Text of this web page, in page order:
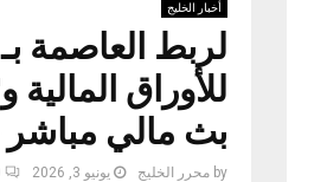
أخبار الخليج
لربط العاصمة
بث مالي
by محرر الخليج يونيو 3, 2026